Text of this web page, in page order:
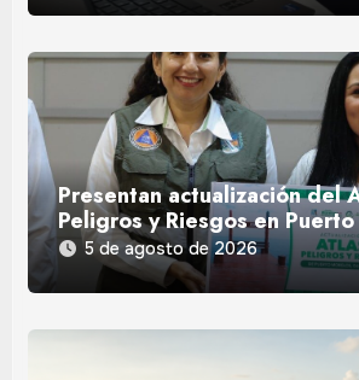
Presentan actualización del
Peligros y Riesgos en
5 de agosto de 2026